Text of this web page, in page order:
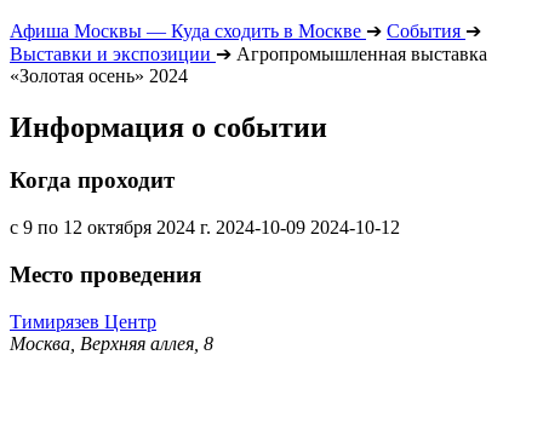
Афиша Москвы — Куда сходить в Москве ➔ События ➔
Выставки и экспозиции ➔ Агропромышленная выставка
«Золотая осень» 2024
Информация о событии
Когда проходит
с 9 по 12 октября 2024 г. 2024-10-09 2024-10-12
Место проведения
Тимирязев Центр
Москва, Верхняя аллея, 8